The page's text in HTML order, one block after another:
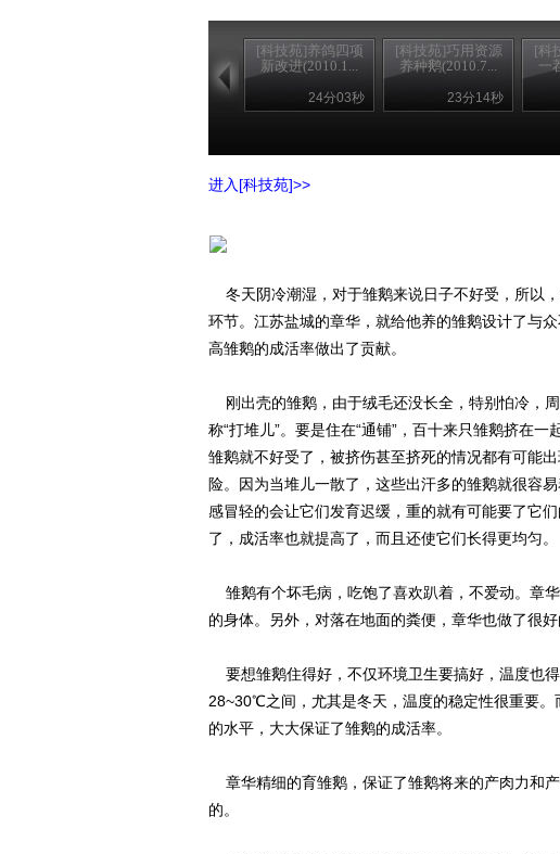
[科技苑]养鸽四项
新改进(2010.1...
24分03秒
[科技苑]巧用资源
养种鹅(2010.7...
23分14秒
[科
一
进入[科技苑]>>
冬天阴冷潮湿，对于雏鹅来说日子不好受，所以
环节。江苏盐城的章华，就给他养的雏鹅设计了与
高雏鹅的成活率做出了贡献。
刚出壳的雏鹅，由于绒毛还没长全，特别怕冷，
称“打堆儿”。要是住在“通铺”，百十来只雏鹅挤在
雏鹅就不好受了，被挤伤甚至挤死的情况都有可能
险。因为当堆儿一散了，这些出汗多的雏鹅就很容
感冒轻的会让它们发育迟缓，重的就有可能要了它
了，成活率也就提高了，而且还使它们长得更均匀。
雏鹅有个坏毛病，吃饱了喜欢趴着，不爱动。章
的身体。另外，对落在地面的粪便，章华也做了很
要想雏鹅住得好，不仅环境卫生要搞好，温度也
28~30℃之间，尤其是冬天，温度的稳定性很重要
的水平，大大保证了雏鹅的成活率。
章华精细的育雏鹅，保证了雏鹅将来的产肉力和
的。